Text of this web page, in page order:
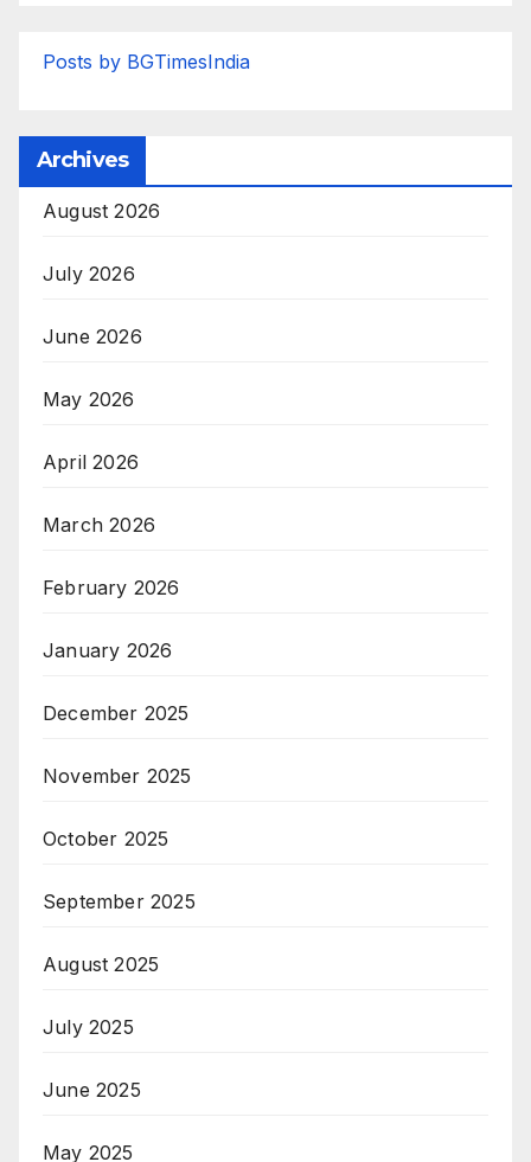
Posts by BGTimesIndia
Archives
August 2026
July 2026
June 2026
May 2026
April 2026
March 2026
February 2026
January 2026
December 2025
November 2025
October 2025
September 2025
August 2025
July 2025
June 2025
May 2025